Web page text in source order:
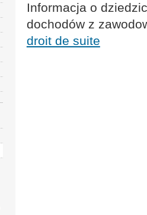
Informacja o
dochodów z
droit de suite